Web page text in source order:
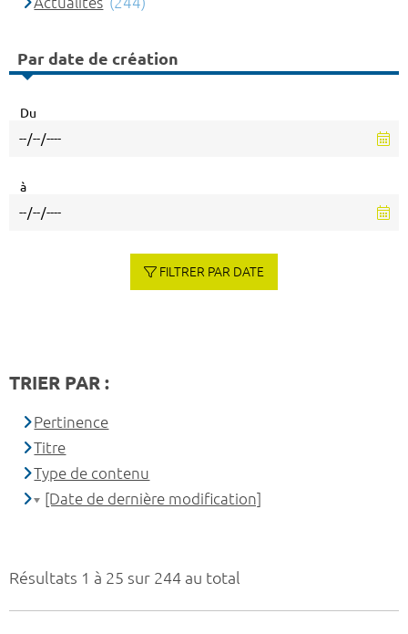
Résultats 1 à 25 sur 244 au total
Par date de création
Du
à
FILTRER PAR DATE
TRIER PAR :
Pertinence
Titre
Type de contenu
[Date de dernière modification]